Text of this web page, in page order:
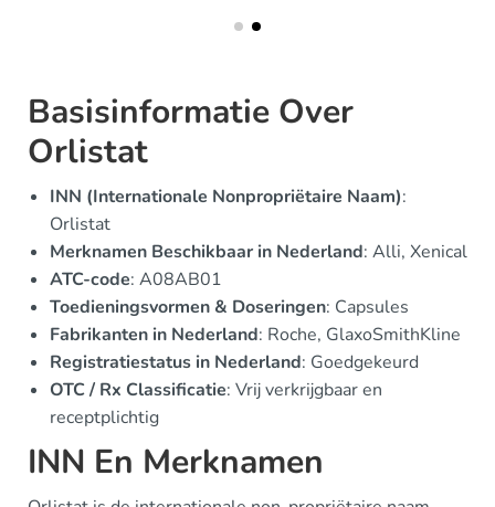
Basisinformatie Over
Orlistat
INN (Internationale Nonpropriëtaire Naam):
Orlistat
Merknamen Beschikbaar in Nederland: Alli, Xenical
ATC-code: A08AB01
Toedieningsvormen & Doseringen: Capsules
Fabrikanten in Nederland: Roche, GlaxoSmithKline
Registratiestatus in Nederland: Goedgekeurd
OTC / Rx Classificatie: Vrij verkrijgbaar en
receptplichtig
INN En Merknamen